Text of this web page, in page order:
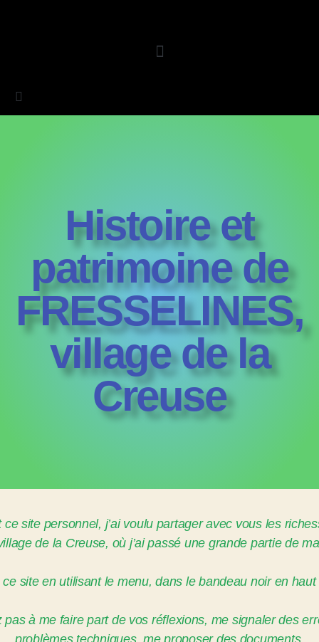
Histoire et
patrimoine de
FRESSELINES,
village de la
Creuse
ce site personnel, j’ai voulu partager avec vous les
de la Creuse, où j’ai passé une grande partie de
site en utilisant le menu, dans le bandeau noir en
pas à me faire part de vos réflexions, me signaler des
problèmes techniques, me proposer des documents.